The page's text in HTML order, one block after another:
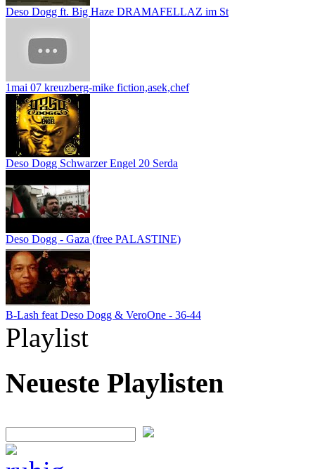
Deso Dogg ft. Big Haze DRAMAFELLAZ im St
1mai 07 kreuzberg-mike fiction,asek,chef
Deso Dogg Schwarzer Engel 20 Serda
Deso Dogg - Gaza (free PALASTINE)
B-Lash feat Deso Dogg & VeroOne - 36-44
Playlist
Neueste Playlisten